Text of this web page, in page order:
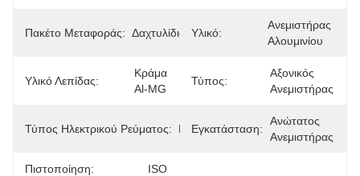
Πακέτο Μεταφοράς: Δαχτυλίδια Υλικό:
Ανεμιστήρας
Αλουμινίου
Υλικό Λεπίδας:
Κράμα
Al-MG
Τύπος:
Αξονικός
Ανεμιστήρας
Τύπος Ηλεκτρικού Ρεύματος: Κλιματισμός
Εγκατάσταση:
Ανώτατος
Ανεμιστήρας
Πιστοποίηση: ISO